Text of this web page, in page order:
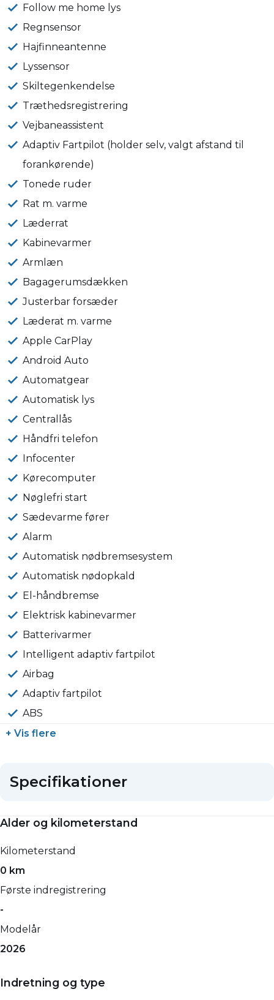
Follow me home lys
Regnsensor
Hajfinneantenne
Lyssensor
Skiltegenkendelse
Træthedsregistrering
Vejbaneassistent
Adaptiv Fartpilot (holder selv, valgt afstand til
forankørende)
Tonede ruder
Rat m. varme
Læderrat
Kabinevarmer
Armlæn
Bagagerumsdækken
Justerbar forsæder
Læderat m. varme
Apple CarPlay
Android Auto
Automatgear
Automatisk lys
Centrallås
Håndfri telefon
Infocenter
Kørecomputer
Nøglefri start
Sædevarme fører
Alarm
Automatisk nødbremsesystem
Automatisk nødopkald
El-håndbremse
Elektrisk kabinevarmer
Batterivarmer
Intelligent adaptiv fartpilot
Airbag
Adaptiv fartpilot
ABS
+ Vis flere
Specifikationer
Alder og kilometerstand
Kilometerstand
0 km
Første indregistrering
-
Modelår
2026
Indretning og type